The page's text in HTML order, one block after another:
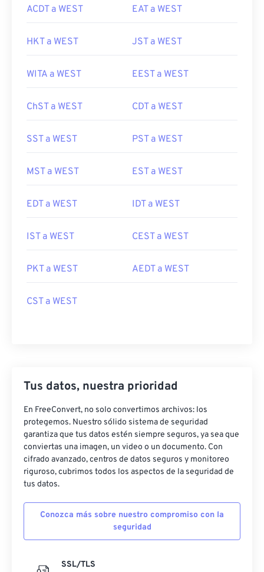
ACDT a WEST EAT a WEST
HKT a WEST JST a WEST
WITA a WEST EEST a WEST
ChST a WEST CDT a WEST
SST a WEST PST a WEST
MST a WEST EST a WEST
EDT a WEST IDT a WEST
IST a WEST CEST a WEST
PKT a WEST AEDT a WEST
CST a WEST
Tus datos, nuestra prioridad
En FreeConvert, no solo convertimos archivos: los
protegemos. Nuestro sólido sistema de seguridad
garantiza que tus datos estén siempre seguros, ya sea que
conviertas una imagen, un video o un documento. Con
cifrado avanzado, centros de datos seguros y monitoreo
riguroso, cubrimos todos los aspectos de la seguridad de
tus datos.
Conozca más sobre nuestro compromiso con la
seguridad
SSL/TLS